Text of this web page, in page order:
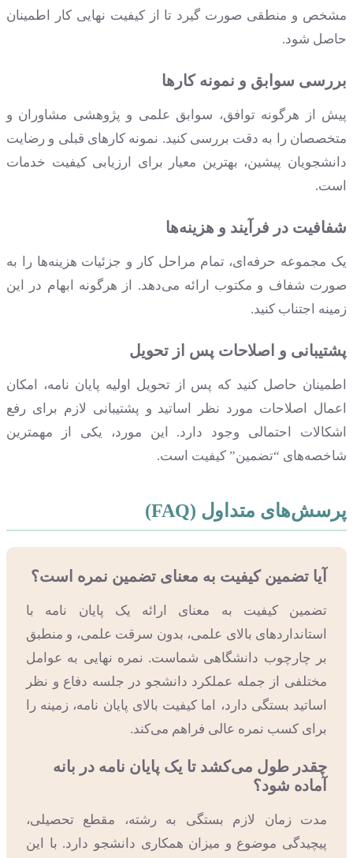
مشخص و منطقی صورت گیرد تا از کیفیت نهایی کار اطمینان
حاصل شود.
بررسی سوابق و نمونه کارها
پیش از هرگونه توافق، سوابق علمی و پژوهشی مشاوران و
متخصصان را به دقت بررسی کنید. نمونه کارهای قبلی و رضایت
دانشجویان پیشین، بهترین معیار برای ارزیابی کیفیت خدمات
است.
شفافیت در فرآیند و هزینه‌ها
یک مجموعه حرفه‌ای، تمام مراحل کار و جزئیات هزینه‌ها را به
صورت شفاف و مکتوب ارائه می‌دهد. از هرگونه ابهام در این
زمینه اجتناب کنید.
پشتیبانی و اصلاحات پس از تحویل
اطمینان حاصل کنید که پس از تحویل اولیه پایان نامه، امکان
اعمال اصلاحات مورد نظر اساتید و پشتیبانی لازم برای رفع
اشکالات احتمالی وجود دارد. این مورد، یکی از مهمترین
شاخصه‌های “تضمین” کیفیت است.
پرسش‌های متداول (FAQ)
آیا تضمین کیفیت به معنای تضمین نمره است؟
تضمین کیفیت به معنای ارائه یک پایان نامه با
استانداردهای بالای علمی، بدون سرقت علمی، و منطبق
بر چارچوب دانشگاهی شماست. نمره نهایی به عوامل
مختلفی از جمله عملکرد دانشجو در جلسه دفاع و نظر
اساتید بستگی دارد، اما کیفیت بالای پایان نامه، زمینه را
برای کسب نمره عالی فراهم می‌کند.
چقدر طول می‌کشد تا یک پایان نامه در بانه
آماده شود؟
مدت زمان لازم بستگی به رشته، مقطع تحصیلی،
پیچیدگی موضوع و میزان همکاری دانشجو دارد. با این